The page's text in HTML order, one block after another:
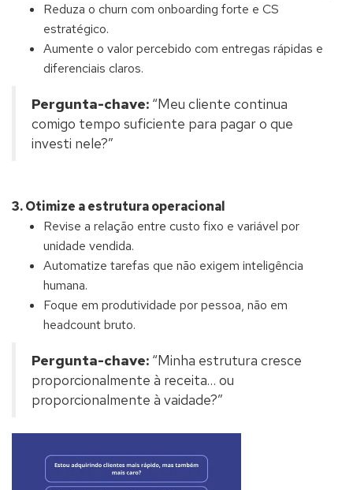
Reduza o churn com onboarding forte e CS
estratégico.
Aumente o valor percebido com entregas rápidas e
diferenciais claros.
Pergunta-chave: “Meu cliente continua
comigo tempo suficiente para pagar o que
investi nele?”
3. Otimize a estrutura operacional
Revise a relação entre custo fixo e variável por
unidade vendida.
Automatize tarefas que não exigem inteligência
humana.
Foque em produtividade por pessoa, não em
headcount bruto.
Pergunta-chave: “Minha estrutura cresce
proporcionalmente à receita… ou
proporcionalmente à vaidade?”